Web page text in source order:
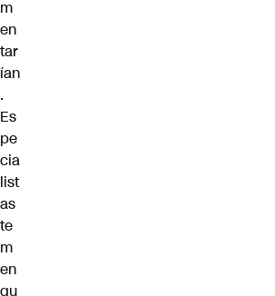
m
en
tar
ían
.
Es
pe
cia
list
as
te
m
en
qu